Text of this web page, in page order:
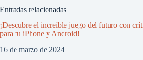
Entradas relacionadas
¡Descubre el increíble juego del futuro con
para tu iPhone y Android!
16 de marzo de 2024